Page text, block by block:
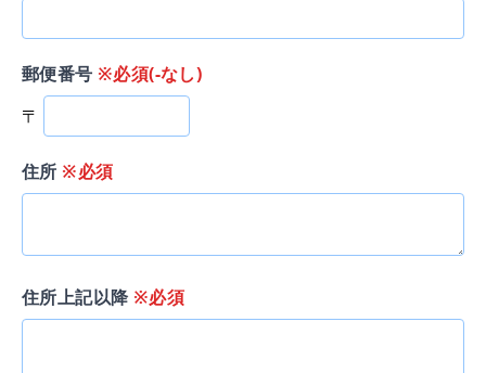
郵便番号 ※必須(-なし)
〒
住所 ※必須
住所上記以降 ※必須